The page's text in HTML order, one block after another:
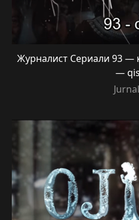
Журналист Сериали 93 —
—